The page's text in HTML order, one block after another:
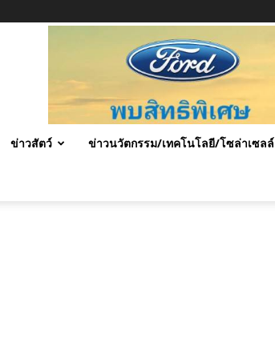
ข่าวสัตว์ ข่าวนวัตกรรม/เทคโนโลยี/โซล่าเซลล์